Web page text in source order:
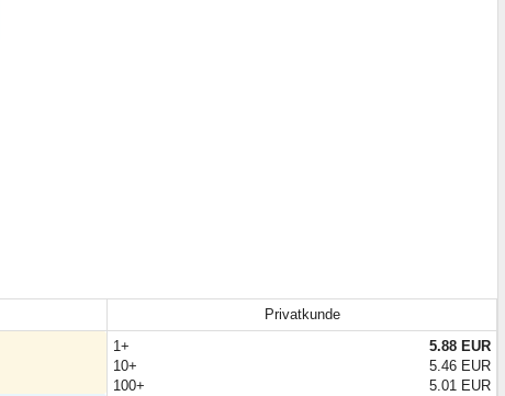
Privatkunde
1+
5.88 EUR
10+
5.46 EUR
100+
5.01 EUR